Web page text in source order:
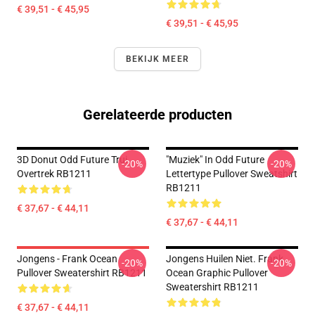
€ 39,51 - € 45,95
€ 39,51 - € 45,95
BEKIJK MEER
Gerelateerde producten
3D Donut Odd Future Trui
Overtrek RB1211
€ 37,67 - € 44,11
-20%
"Muziek" In Odd Future
Lettertype Pullover Sweatshirt
RB1211
€ 37,67 - € 44,11
-20%
Jongens - Frank Ocean
Pullover Sweatershirt RB1211
€ 37,67 - € 44,11
-20%
Jongens Huilen Niet. Frank
Ocean Graphic Pullover
Sweatershirt RB1211
-20%